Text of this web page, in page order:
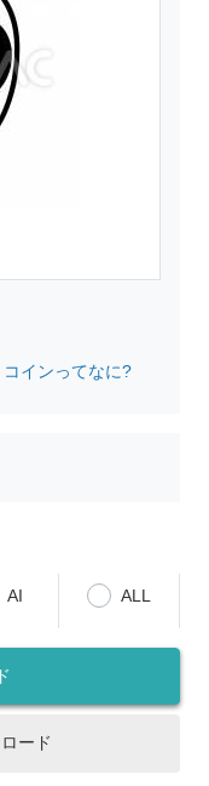
コインってなに?
AI ALL
ード